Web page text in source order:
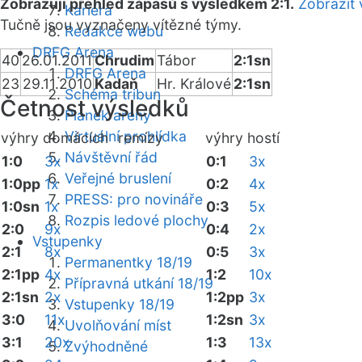
Kariéra
Redakce webu
DRFG Arena
DRFG Arena
Schéma tribun
Plánek areny
Virtuální prohlídka
Návštěvní řád
Veřejné bruslení
PRESS: pro novináře
Rozpis ledové plochy
Vstupenky
Permanentky 18/19
Přípravná utkání 18/19
Vstupenky 18/19
Uvolňování míst
Zvýhodněné
Zobrazuji přehled zápasů s výsledkem 2:1. Zobrazit
Tučně jsou vyznačeny vítězné týmy.
4026.01.2011ChrudimTábor
2:1sn
23 29.11.2010Kadaň Hr. Králové2:1sn
Četnost výsledků
výhry domácíchremízy výhry hostí
1:0
3x
1:0pp 1x
1:0sn 1x
2:0
9x
2:1
8x
2:1pp 4x
2:1sn 2x
3:0
11x
3:1
20x
0:1
3x
0:2
4x
0:3
5x
0:4
2x
0:5
3x
1:2
10x
1:2pp 3x
1:2sn 3x
1:3
13x